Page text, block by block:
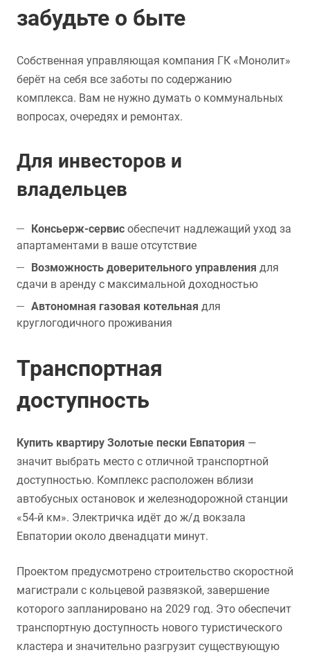
забудьте о быте
Собственная управляющая компания ГК «Монолит»
берёт на себя все заботы по содержанию
комплекса. Вам не нужно думать о коммунальных
вопросах, очередях и ремонтах.
Для инвесторов и
владельцев
Консьерж-сервис обеспечит надлежащий уход за
апартаментами в ваше отсутствие
Возможность доверительного управления для
сдачи в аренду с максимальной доходностью
Автономная газовая котельная для
круглогодичного проживания
Транспортная
доступность
Купить квартиру Золотые пески Евпатория —
значит выбрать место с отличной транспортной
доступностью. Комплекс расположен вблизи
автобусных остановок и железнодорожной станции
«54-й км». Электричка идёт до ж/д вокзала
Евпатории около двенадцати минут.
Проектом предусмотрено строительство скоростной
магистрали с кольцевой развязкой, завершение
которого запланировано на 2029 год. Это обеспечит
транспортную доступность нового туристического
кластера и значительно разгрузит существующую